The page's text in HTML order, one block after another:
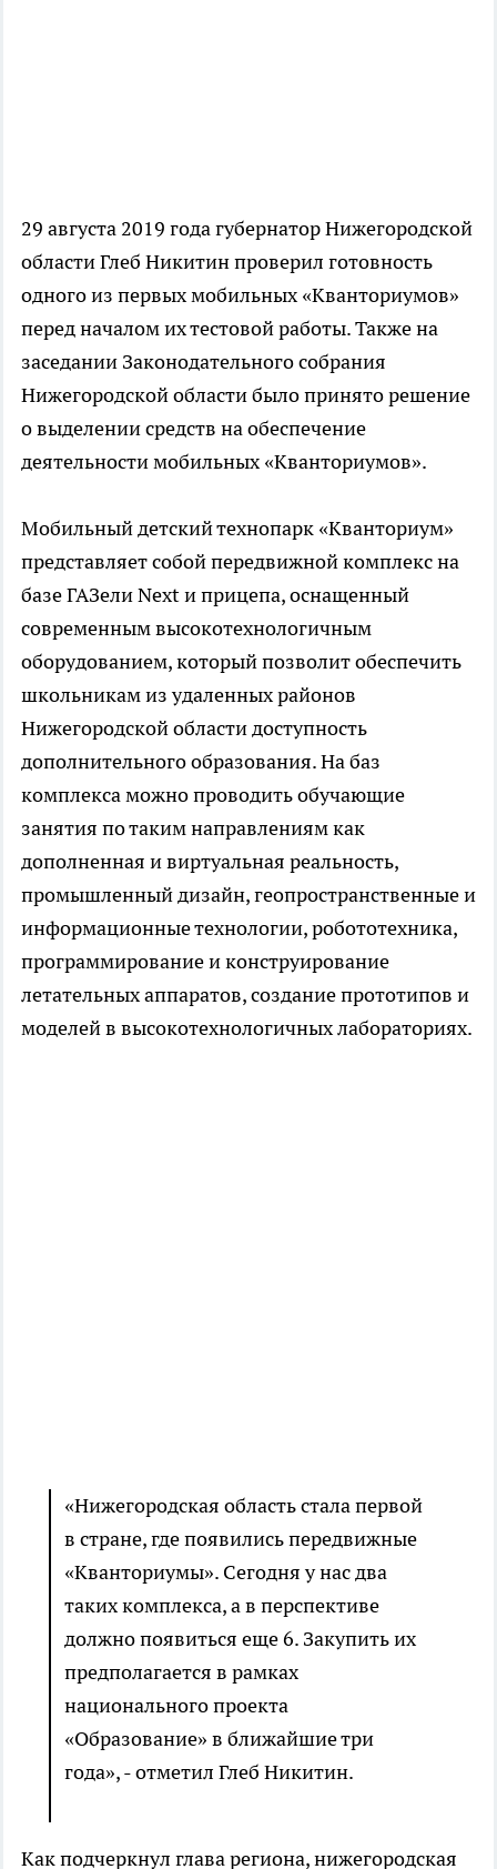
29 августа 2019 года губернатор Нижегородской
области Глеб Никитин проверил готовность
одного из первых мобильных «Кванториумов»
перед началом их тестовой работы. Также на
заседании Законодательного собрания
Нижегородской области было принято решение
о выделении средств на обеспечение
деятельности мобильных «Кванториумов».
Мобильный детский технопарк «Кванториум»
представляет собой передвижной комплекс на
базе ГАЗели Next и прицепа, оснащенный
современным высокотехнологичным
оборудованием, который позволит обеспечить
школьникам из удаленных районов
Нижегородской области доступность
дополнительного образования. На баз
комплекса можно проводить обучающие
занятия по таким направлениям как
дополненная и виртуальная реальность,
промышленный дизайн, геопространственные и
информационные технологии, робототехника,
программирование и конструирование
летательных аппаратов, создание прототипов и
моделей в высокотехнологичных лабораториях.
«Нижегородская область стала первой
в стране, где появились передвижные
«Кванториумы». Сегодня у нас два
таких комплекса, а в перспективе
должно появиться еще 6. Закупить их
предполагается в рамках
национального проекта
«Образование» в ближайшие три
года», - отметил Глеб Никитин.
Как подчеркнул глава региона, нижегородская